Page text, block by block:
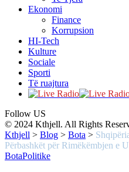
Ekonomi
Finance
Korrupsion
HI-Tech
Kulture
Sociale
Sporti
Të ruajtura
Follow US
© 2024 Kthjell. All Rights
Kthjell > Blog > Bota >
Përbashkët për Rimëkëmbjen e
BotaPolitike